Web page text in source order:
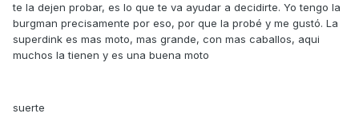
te la dejen probar, es lo que te va ayudar a decidirte. Yo tengo la
burgman precisamente por eso, por que la probé y me gustó. La
superdink es mas moto, mas grande, con mas caballos, aqui
muchos la tienen y es una buena moto
suerte